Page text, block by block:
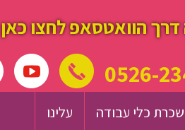
הוואטסאפ לחצו כאן
0526-
כלי עבודה עלינו